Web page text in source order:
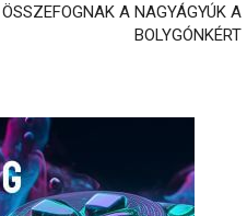
ÖSSZEFOGNAK A NAGYÁGYÚK A
BOLYGÓNKÉRT